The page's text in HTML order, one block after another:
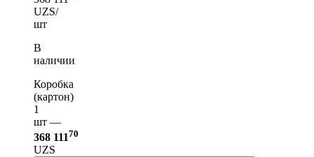
UZS/
шт
В
наличии
Коробка
(картон)
1
шт —
368 11170
UZS